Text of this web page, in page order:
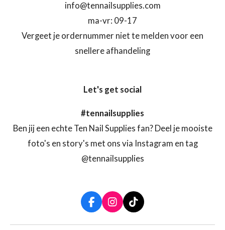
info@tennailsupplies.com
ma-vr: 09-17
Vergeet je ordernummer niet te melden voor een
snellere afhandeling
Let's get social
#tennailsupplies
Ben jij een echte Ten Nail Supplies fan? Deel je mooiste
foto's en story's met ons via Instagram en tag
@tennailsupplies
F
a
c
I
n
s
T
i
k